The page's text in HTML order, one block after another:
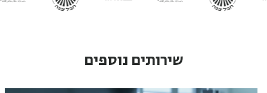
שירותים נוספים